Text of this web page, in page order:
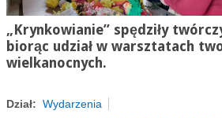
„Krynkowianie” spędziły
biorąc udział w warsztatach
wielkanocnych.
Dział: Wydarzenia